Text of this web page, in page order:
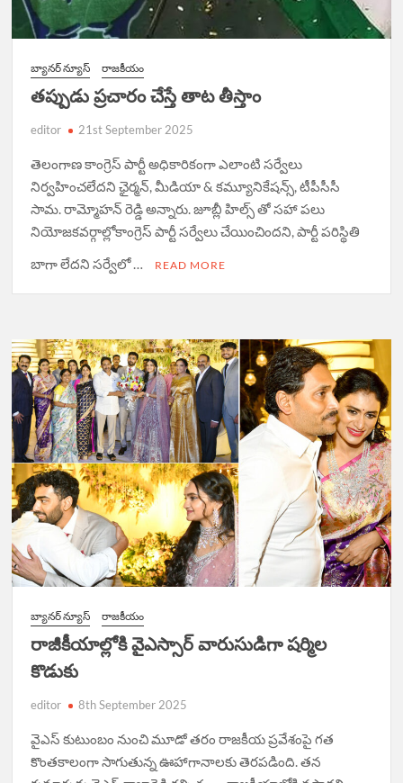
బ్యానర్ న్యూస్ రాజకీయం
తప్పుడు ప్రచారం చేస్తే తాట తీస్తాం
editor 21st September 2025
తెలంగాణ కాంగ్రెస్ పార్టీ అధికారికంగా ఎలాంటి సర్వేలు
నిర్వహించలేదని ఛైర్మన్, మీడియా & కమ్యూనికేషన్స్, టీపీసీసీ
సామ. రామ్మోహన్ రెడ్డి అన్నారు. జూబ్లీ హిల్స్ తో సహా పలు
నియోజకవర్గాల్లోకాంగ్రెస్ పార్టీ సర్వేలు చేయించిందని, పార్టీ పరిస్థితి
బాగా లేదని సర్వేలో …
READ MORE
బ్యానర్ న్యూస్ రాజకీయం
రాజీకీయాల్లోకి వైఎస్సార్ వారుసుడిగా షర్మిల
కొడుకు
editor 8th September 2025
వైఎస్ కుటుంబం నుంచి మూడో తరం రాజకీయ ప్రవేశంపై గత
కొంతకాలంగా సాగుతున్న ఊహాగానాలకు తెరపడింది. తన